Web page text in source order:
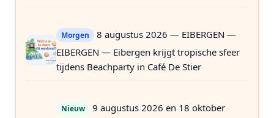
Morgen
8 augustus 2026 — EIBERGEN —
EIBERGEN — Eibergen krijgt tropische sfeer
tijdens Beachparty in Café De Stier
Nieuw
9 augustus 2026 en 18 oktober